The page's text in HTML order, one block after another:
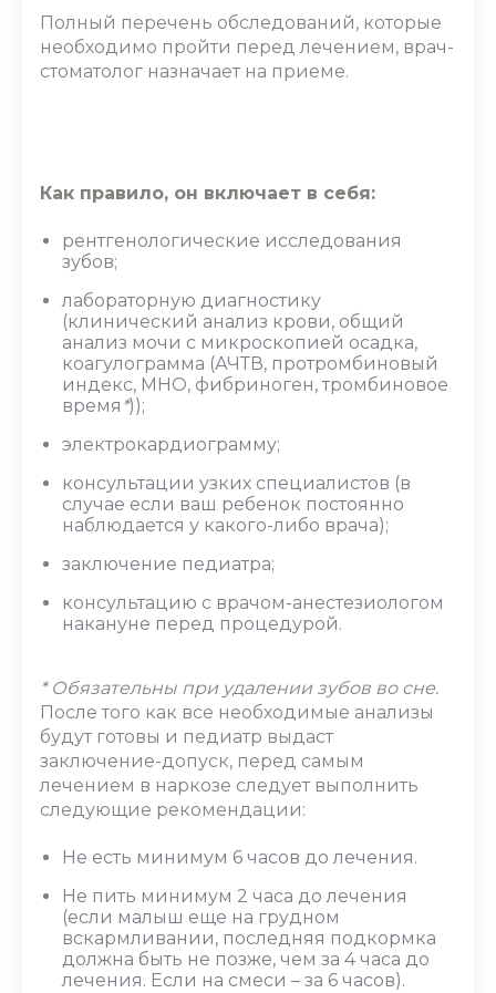
Полный перечень обследований, которые
необходимо пройти перед лечением, врач-
стоматолог назначает на приеме.
Как правило, он включает в себя:
рентгенологические исследования
зубов;
лабораторную диагностику
(клинический анализ крови, общий
анализ мочи с микроскопией осадка,
коагулограмма (АЧТВ, протромбиновый
индекс, МНО, фибриноген, тромбиновое
время *));
электрокардиограмму;
консультации узких специалистов (в
случае если ваш ребенок постоянно
наблюдается у какого-либо врача);
заключение педиатра;
консультацию с врачом-анестезиологом
накануне перед процедурой.
* Обязательны при удалении зубов во сне.
После того как все необходимые анализы
будут готовы и педиатр выдаст
заключение-допуск, перед самым
лечением в наркозе следует выполнить
следующие рекомендации:
Не есть минимум 6 часов до лечения.
Не пить минимум 2 часа до лечения
(если малыш еще на грудном
вскармливании, последняя подкормка
должна быть не позже, чем за 4 часа до
лечения. Если на смеси – за 6 часов).